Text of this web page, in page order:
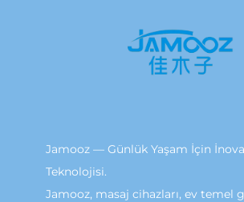
Jamooz — Günlük Yaşam İçin
Teknolojisi.
Jamooz, masaj cihazları, ev temel